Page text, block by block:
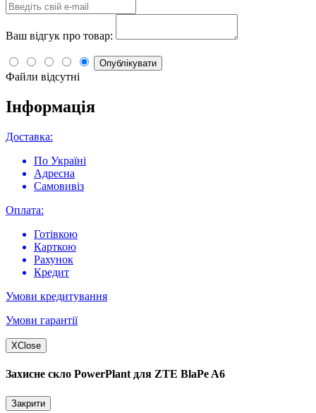
Ваш відгук про товар:
Опублікувати
Файли відсутні
Інформація
Доставка:
По Україні
Адресна
Самовивіз
Оплата:
Готівкою
Карткою
Рахунок
Кредит
Умови кредитування
Умови гарантії
XClose
Захисне скло PowerPlant для ZTE BlaPe A6
Закрити